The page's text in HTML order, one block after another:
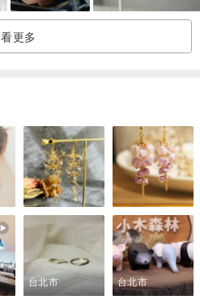
看更多
台北市 台北市